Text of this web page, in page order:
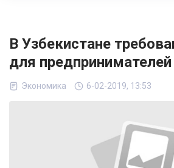
В Узбекистане
для
Экономика 6-02-2019, 13:53